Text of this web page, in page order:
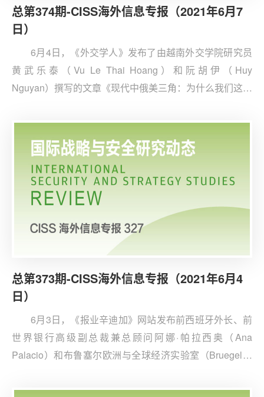
总第374期-CISS海外信息专报（2021年6月7
日）
6月4日，《外交学人》发布了由越南外交学院研究员
黄武乐泰（Vu Le Thai Hoang）和阮胡伊（Huy
Nguyan）撰写的文章《现代中俄美三角：为什么我们这次
治格局有多极化趋势，但美国、俄罗斯、中国三国的大国
关系仍占据国际关系的主导位置。
总第373期-CISS海外信息专报（2021年6月4
日）
6月3日，《报业辛迪加》网站发布前西班牙外长、前
世界银行高级副总裁兼总顾问阿娜·帕拉西奥（Ana
Palacio）和布鲁塞尔欧洲与全球经济实验室（Bruegel）
撰写的文章《跨大西洋气候联盟》。